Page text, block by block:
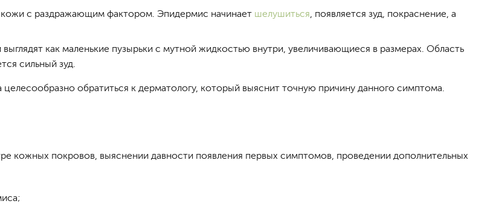
кожи с раздражающим фактором. Эпидермис начинает шелушиться , появляется зуд, покраснение, а
как маленькие пузырьки с мутной жидкостью внутри, увеличивающиеся в размерах. Область
сильный зуд.
обратиться к дерматологу, который выяснит точную причину данного симптома.
кожных покровов, выяснении давности появления первых симптомов, проведении дополнительных